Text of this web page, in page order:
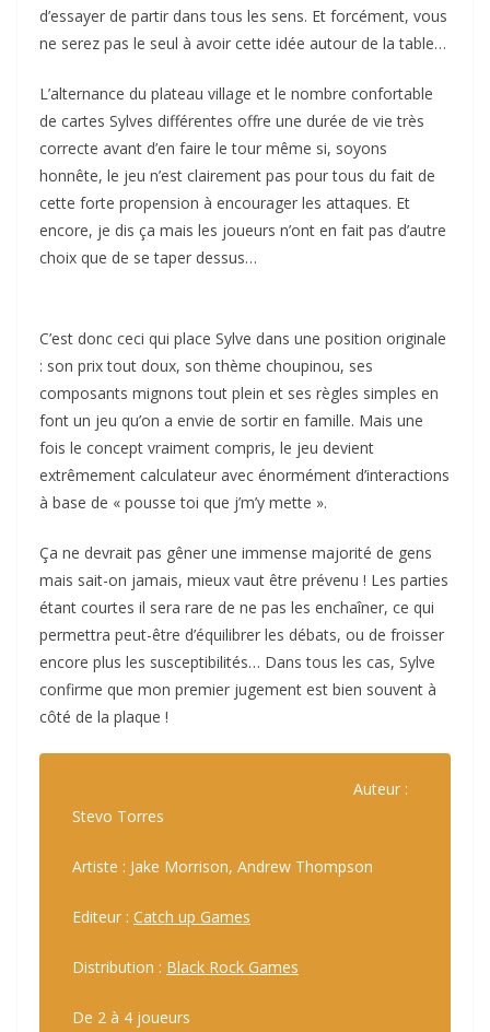
d’essayer de partir dans tous les sens. Et forcément, vous
ne serez pas le seul à avoir cette idée autour de la table…
L’alternance du plateau village et le nombre confortable
de cartes Sylves différentes offre une durée de vie très
correcte avant d’en faire le tour même si, soyons
honnête, le jeu n’est clairement pas pour tous du fait de
cette forte propension à encourager les attaques. Et
encore, je dis ça mais les joueurs n’ont en fait pas d’autre
choix que de se taper dessus…
C’est donc ceci qui place Sylve dans une position originale
: son prix tout doux, son thème choupinou, ses
composants mignons tout plein et ses règles simples en
font un jeu qu’on a envie de sortir en famille. Mais une
fois le concept vraiment compris, le jeu devient
extrêmement calculateur avec énormément d’interactions
à base de « pousse toi que j’m’y mette ».
Ça ne devrait pas gêner une immense majorité de gens
mais sait-on jamais, mieux vaut être prévenu ! Les parties
étant courtes il sera rare de ne pas les enchaîner, ce qui
permettra peut-être d’équilibrer les débats, ou de froisser
encore plus les susceptibilités… Dans tous les cas, Sylve
confirme que mon premier jugement est bien souvent à
côté de la plaque !
Auteur :
Stevo Torres
Artiste : Jake Morrison, Andrew Thompson
Editeur : Catch up Games
Distribution : Black Rock Games
De 2 à 4 joueurs